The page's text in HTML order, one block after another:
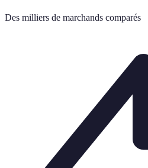
Des milliers de marchands comparés